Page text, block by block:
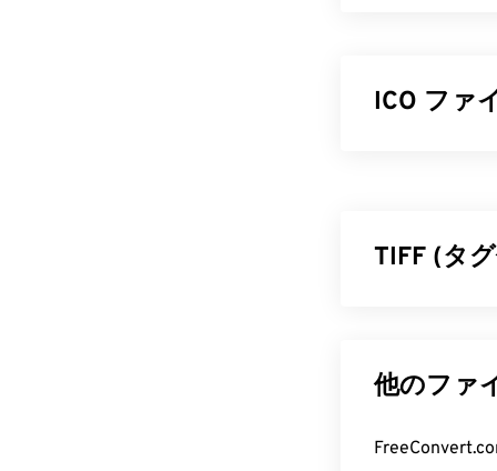
ICO ファ
を関連付けら
は、ICO ファ
は、オンライ
たりするため
TIFF (タ
ングです。
イル、レイヤ
TIFF ファ
他のファ